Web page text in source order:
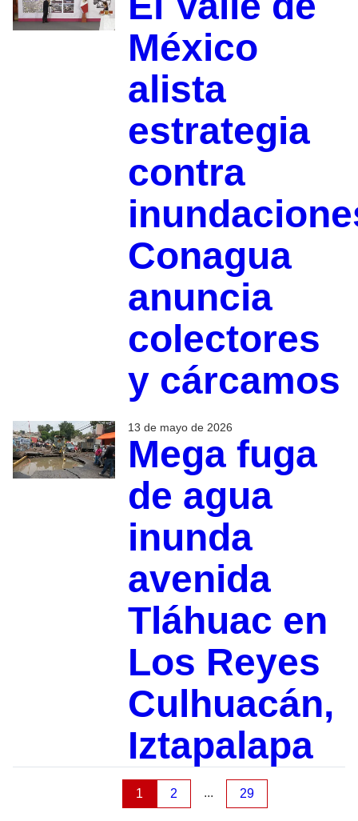
México
alista
estrategia
contra
Conagua
anuncia
colectores
y cárcamos
13 de mayo de 2026
Mega fuga
de agua
inunda
avenida
Tláhuac en
Los Reyes
Culhuacán,
Iztapalapa
1 2 ... 29